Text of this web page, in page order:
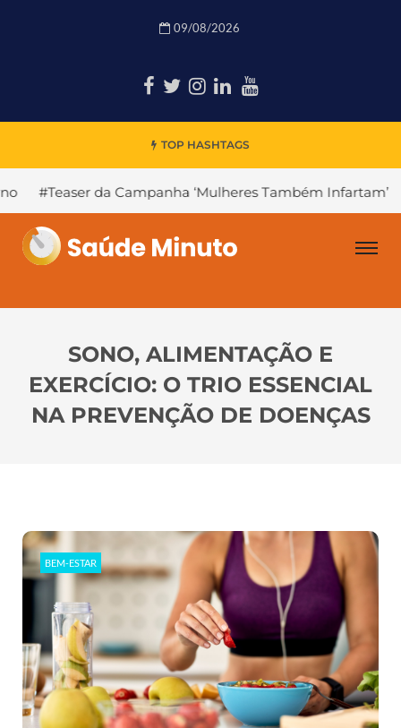
09/08/2026
TOP HASHTAGS
Campanha ‘Mulheres Também Infartam’ #Declínio
SONO, ALIMENTAÇÃO E
EXERCÍCIO: O TRIO ESSENCIAL
NA PREVENÇÃO DE DOENÇAS
BEM-ESTAR